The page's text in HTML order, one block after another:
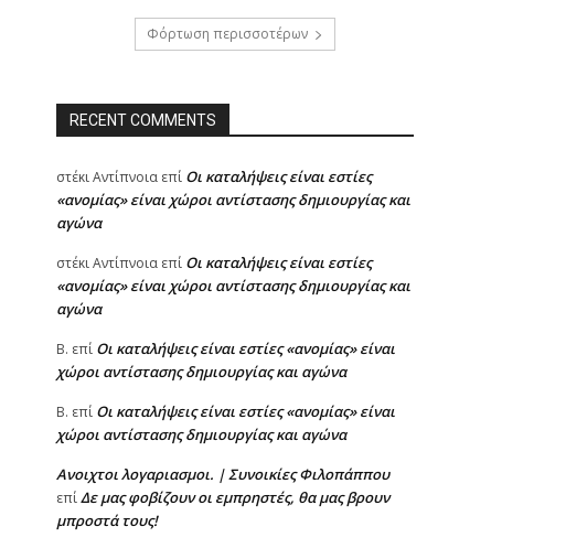
Φόρτωση περισσοτέρων
RECENT COMMENTS
στέκι Αντίπνοια επί Oι καταλήψεις είναι εστίες
«ανομίας» είναι χώροι αντίστασης δημιουργίας και
αγώνα
στέκι Αντίπνοια επί Oι καταλήψεις είναι εστίες
«ανομίας» είναι χώροι αντίστασης δημιουργίας και
αγώνα
Β. επί Oι καταλήψεις είναι εστίες «ανομίας» είναι
χώροι αντίστασης δημιουργίας και αγώνα
Β. επί Oι καταλήψεις είναι εστίες «ανομίας» είναι
χώροι αντίστασης δημιουργίας και αγώνα
Ανοιχτοι λογαριασμοι. | Συνοικίες Φιλοπάππου
επίΔε μας φοβίζουν οι εμπρηστές, θα μας βρουν
μπροστά τους!